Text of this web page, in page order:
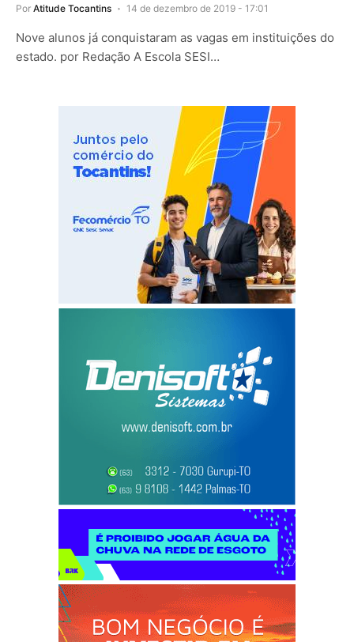
Por Atitude Tocantins 14 de dezembro de 2019 - 17:01
Nove alunos já conquistaram as vagas em instituições do
estado. por Redação A Escola SESI…